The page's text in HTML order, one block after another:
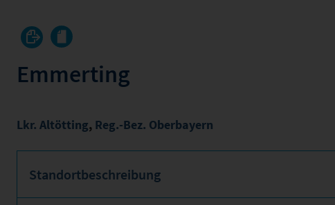
Emmerting
Lkr. Altötting, Reg.-Bez. Oberbayern
Standortbeschreibung